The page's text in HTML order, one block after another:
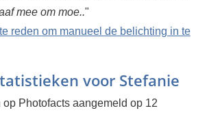
mee om moe.."
reden om manueel de belichting in te
voor Stefanie
Photofacts aangemeld op 12